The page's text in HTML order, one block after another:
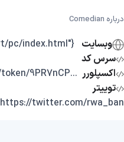
درباره Comedian
وبسایت {"https://banart.art/pc/index.html"}
سرس کد
اکسپلورر https://solscan.io/token/9PR7nCP9DpcUotnDPVLUBUZKu5WAYkwrCUx9wDnSpump
توییتر
https://twitter.com/rwa_ban